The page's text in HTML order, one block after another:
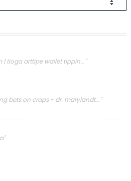
| tioga arttipe wallet tippin..."
bets on craps - dr. marylandt..."